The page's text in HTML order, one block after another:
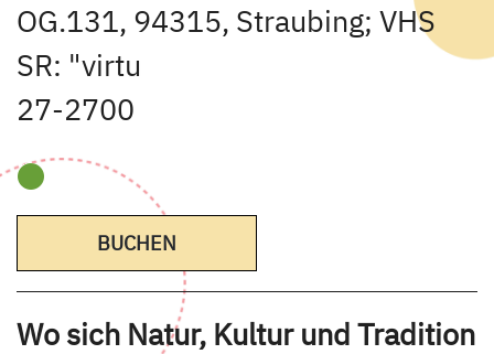
OG.131, 94315, Straubing; VHS
SR: "virtu
27-2700
BUCHEN
Wo sich Natur, Kultur und Tradition